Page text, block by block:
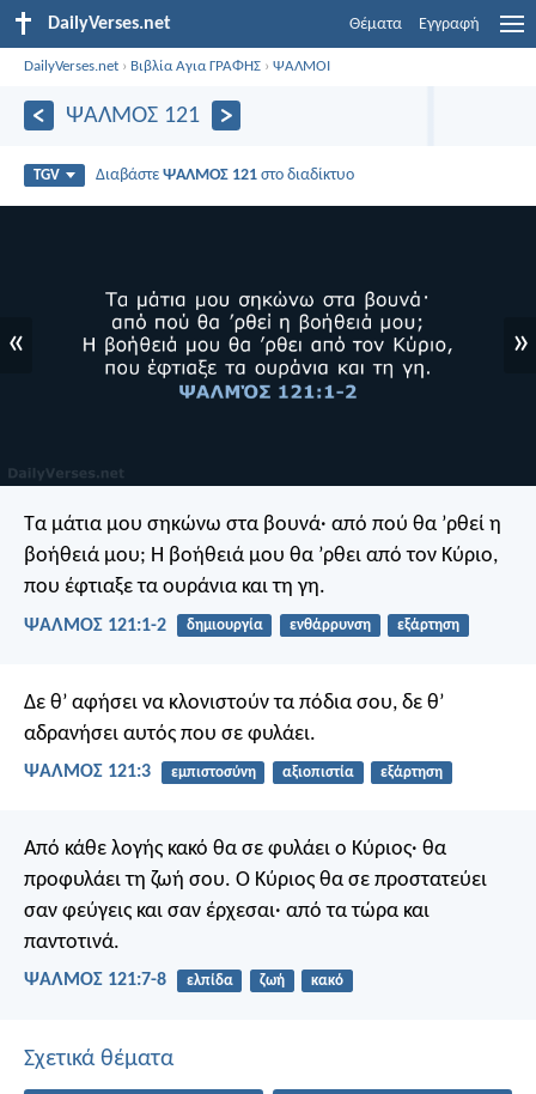
DailyVerses.net Θέματα Εγγραφή
DailyVerses.net › Βιβλία Αγια ΓΡΑΦΗΣ ›ΨΑΛΜΟΙ
ΨΑΛΜΌΣ 121
TGV ΔιαβάστεΨΑΛΜΌΣ 121 στο διαδίκτυο
« »
Τα μάτια μου σηκώνω στα βουνά· από πού θα ’ρθεί η
βοήθειά μου; Η βοήθειά μου θα ’ρθει από τον Κύριο,
που έφτιαξε τα ουράνια και τη γη.
ΨΑΛΜΌΣ 121:1-2 δημιουργία ενθάρρυνση εξάρτηση
Δε θ’ αφήσει να κλονιστούν τα πόδια σου, δε θ’
αδρανήσει αυτός που σε φυλάει.
ΨΑΛΜΌΣ 121:3 εμπιστοσύνη αξιοπιστία εξάρτηση
Από κάθε λογής κακό θα σε φυλάει ο Κύριος· θα
προφυλάει τη ζωή σου. Ο Κύριος θα σε προστατεύει
σαν φεύγεις και σαν έρχεσαι· από τα τώρα και
παντοτινά.
ΨΑΛΜΌΣ 121:7-8 ελπίδα ζωή κακό
Σχετικά θέματα